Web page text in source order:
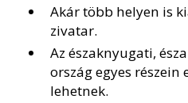
Akár több helyen is
zivatar.
Az északnyugati,
ország egyes részein
lehetnek.